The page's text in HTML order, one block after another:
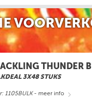
THUNDER
3X48 STUKS
1105BULK- meer info